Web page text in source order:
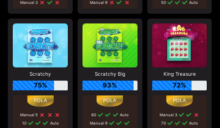
Manual 3
Manual 9
50
Auto
Scratchy
75%
Manual 5
10
Auto
Scratchy Big
93%
60
Auto
Manual 9
King Treasure
72%
Manual 3
70
Auto